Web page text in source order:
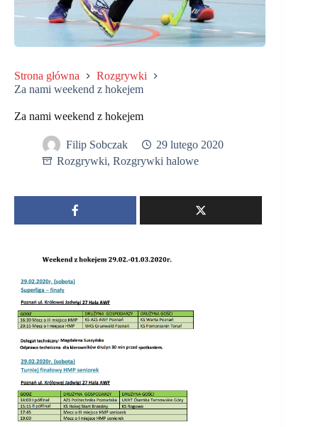
Strona główna
Rozgrywki
Za nami weekend z hokejem
Za nami weekend z hokejem
Filip Sobczak
29 lutego 2020
Rozgrywki, Rozgrywki halowe